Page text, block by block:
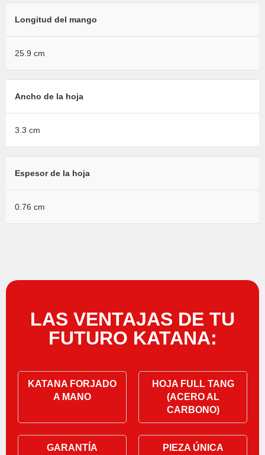
Longitud del mango
25.9 cm
Ancho de la hoja
3.3 cm
Espesor de la hoja
0.76 cm
LAS VENTAJAS DE TU
FUTURO KATANA:
KATANA FORJADO
A MANO
HOJA FULL TANG
(ACERO AL
CARBONO)
GARANTÍA
PIEZA ÚNICA